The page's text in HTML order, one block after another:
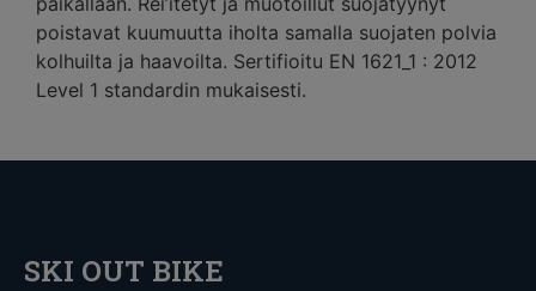
poistavat kuumuutta iholta samalla suojaten polvia
kolhuilta ja haavoilta. Sertifioitu EN 1621_1 : 2012
Level 1 standardin mukaisesti.
SKI OUT BIKE